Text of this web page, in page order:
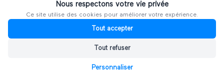
Gérer mes cookiesNous respectons votre vie privée
Ce site utilise des cookies pour améliorer votre expérience.
Tout accepter
Tout refuser
Personnaliser